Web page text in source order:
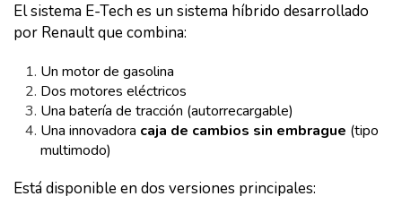
El sistema E-Tech es un sistema híbrido desarrollado
por Renault que combina:
Un motor de gasolina
Dos motores eléctricos
Una batería de tracción (autorrecargable)
Una innovadora caja de cambios sin embrague (tipo
multimodo)
Está disponible en dos versiones principales: